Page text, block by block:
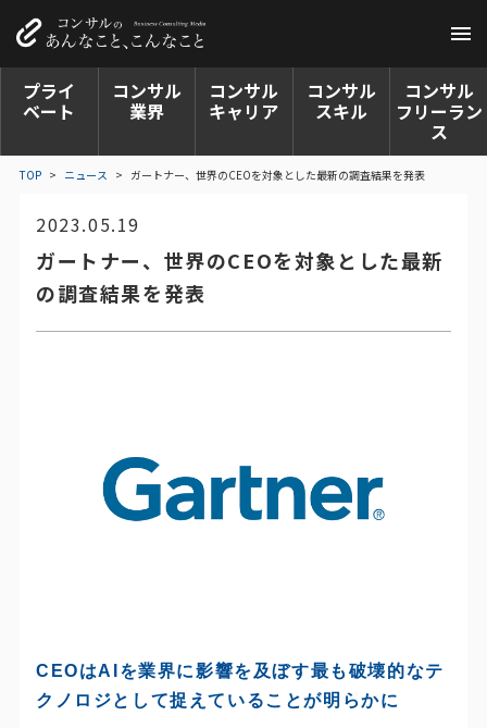
プライ
ベート
コンサル
業界
コンサル
キャリア
コンサル
スキル
コンサル
フリーラン
ス
TOP > ニュース > ガートナー、世界のCEOを対象とした最新の調査結果を発表
2023.05.19
ガートナー、世界のCEOを対象とした最新
の調査結果を発表
CEOはAIを業界に影響を及ぼす最も破壊的なテ
クノロジとして捉えていることが明らかに